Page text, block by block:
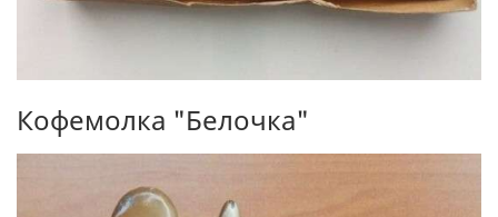
Кофемолка "Белочка"